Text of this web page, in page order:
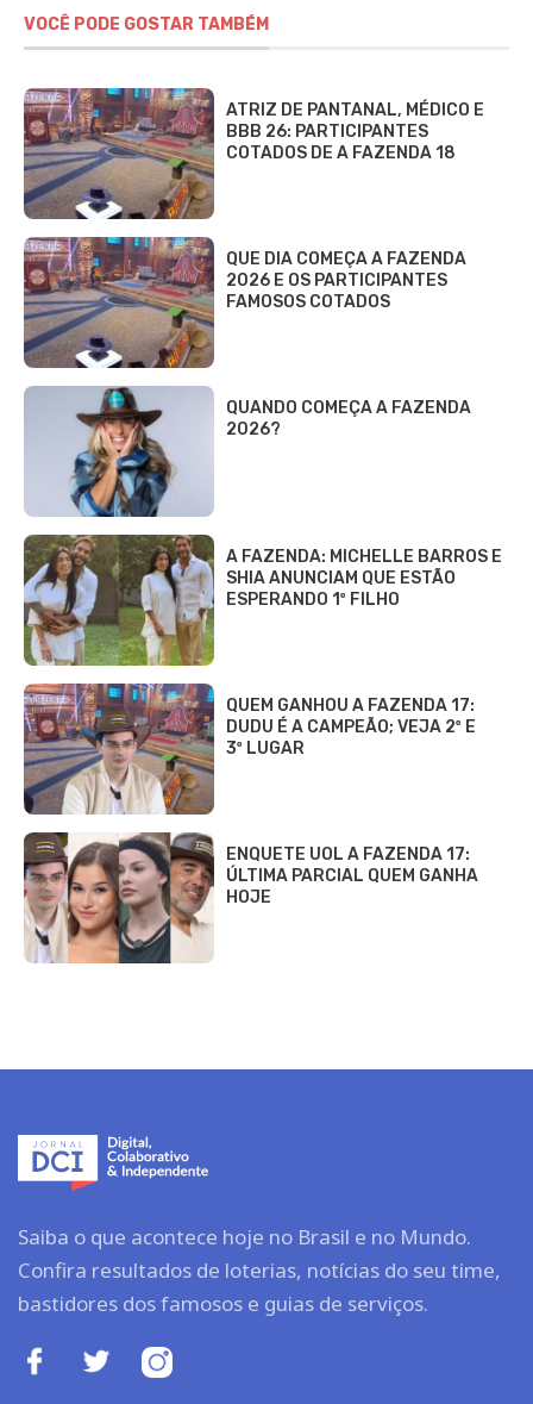
VOCÊ PODE GOSTAR TAMBÉM
ATRIZ DE PANTANAL, MÉDICO E
BBB 26: PARTICIPANTES
COTADOS DE A FAZENDA 18
QUE DIA COMEÇA A FAZENDA
2026 E OS PARTICIPANTES
FAMOSOS COTADOS
QUANDO COMEÇA A FAZENDA
2026?
A FAZENDA: MICHELLE BARROS E
SHIA ANUNCIAM QUE ESTÃO
ESPERANDO 1º FILHO
QUEM GANHOU A FAZENDA 17:
DUDU É A CAMPEÃO; VEJA 2º E
3º LUGAR
ENQUETE UOL A FAZENDA 17:
ÚLTIMA PARCIAL QUEM GANHA
HOJE
Saiba o que acontece hoje no Brasil e no Mundo.
Confira resultados de loterias, notícias do seu time,
bastidores dos famosos e guias de serviços.